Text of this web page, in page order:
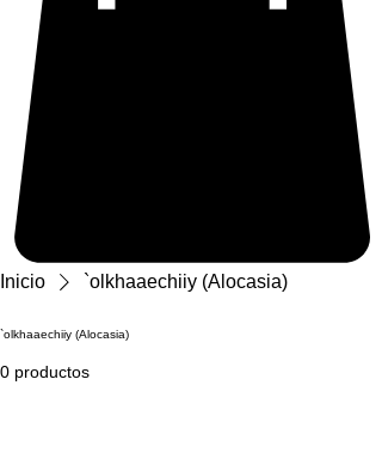
Inicio `olkhaaechiiy (Alocasia)
`olkhaaechiiy (Alocasia)
0 productos